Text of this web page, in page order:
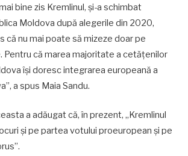
bine zis Kremlinul, și-a schimbat
Moldova după alegerile din 2020,
că nu mai poate să mizeze doar pe
Pentru că marea majoritate a cetățenilor
își doresc integrarea europeană a
a spus Maia Sandu.
a adăugat că, în prezent, „Kremlinul
și pe partea votului proeuropean și pe